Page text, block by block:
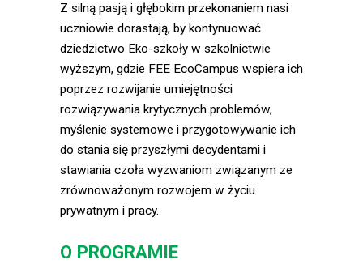
Z silną pasją i głębokim przekonaniem nasi
uczniowie dorastają, by kontynuować
dziedzictwo Eko-szkoły w szkolnictwie
wyższym, gdzie FEE EcoCampus wspiera ich
poprzez rozwijanie umiejętności
rozwiązywania krytycznych problemów,
myślenie systemowe i przygotowywanie ich
do stania się przyszłymi decydentami i
stawiania czoła wyzwaniom związanym ze
zrównoważonym rozwojem w życiu
prywatnym i pracy.
O PROGRAMIE